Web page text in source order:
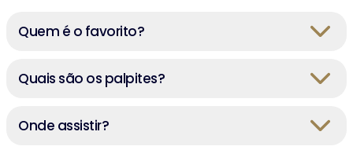
Quem é o favorito?
Quais são os palpites?
Onde assistir?